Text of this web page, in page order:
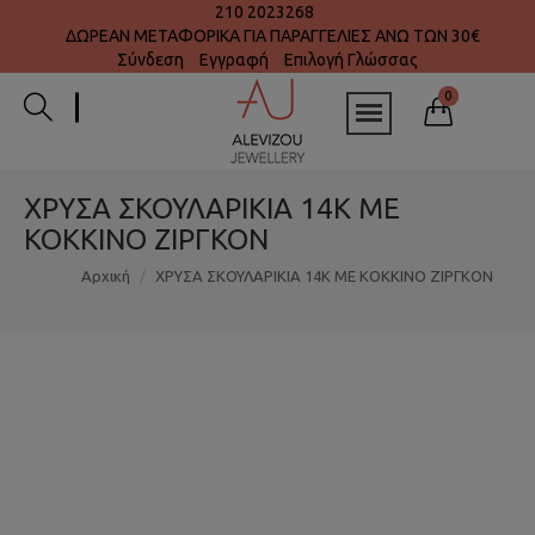
210 2023268
ΔΩΡΕΑΝ ΜΕΤΑΦΟΡΙΚΑ ΓΙΑ ΠΑΡΑΓΓΕΛΙΕΣ ΑΝΩ ΤΩΝ 30€
Σύνδεση
Εγγραφή Επιλογή Γλώσσας
0
ΧΡΥΣΑ ΣΚΟΥΛΑΡΙΚΙΑ 14K ΜΕ
ΚΟΚΚΙΝΟ ΖΙΡΓΚΟΝ
Αρχική ΧΡΥΣΑ ΣΚΟΥΛΑΡΙΚΙΑ 14K ΜΕ ΚΟΚΚΙΝΟ ΖΙΡΓΚΟΝ